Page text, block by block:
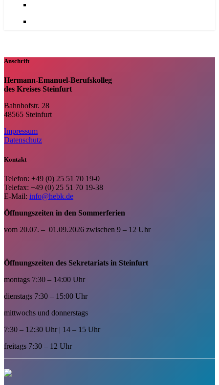
Anschrift
Hermann-Emanuel-Berufskolleg
des Kreises Steinfurt
Bahnhofstr. 28
48565 Steinfurt
Impressum
Datenschutz
Kontakt
Telefon: +49 (0) 25 51 70 19-0
Telefax: +49 (0) 25 51 70 19-38
E-Mail: info@hebk.de
Öffnungszeiten in den Sommerferien
vom 20.07. – 01.09.2026 zwischen 9 – 12 Uhr
Öffnungszeiten des Sekretariats in Steinfurt
montags 7:30 – 14:00 Uhr
dienstags 7:30 – 15:00 Uhr
mittwochs und donnerstags
7:30 – 12:30 Uhr | 14 – 15 Uhr
freitags 7:30 – 12 Uhr